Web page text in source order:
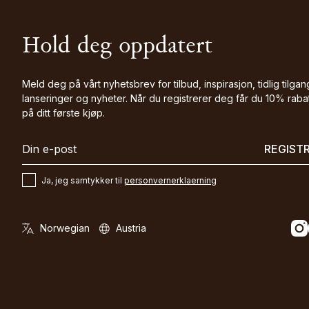
Hold deg oppdatert
Meld deg på vårt nyhetsbrev for tilbud, inspirasjon, tidlig
lanseringer og nyheter. Når du registrerer deg får du 10%
på ditt første kjøp.
Ja, jeg samtykker til personvernerklaerning